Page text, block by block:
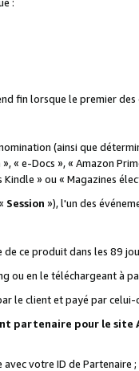
fin lorsque le premier
(ainsi que
« e-Docs », « Amazon
» ou « Magazines
Session »), l'un des
ce produit dans les 89
ou en le téléchargeant à
le client et payé par celui-
pour le site
votre ID de Partenaire ;